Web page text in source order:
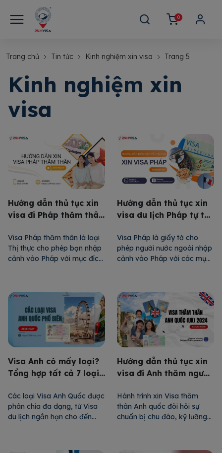
0
Trang chủ Tin tức Kinh nghiệm xin visa Trang 5
Kinh nghiệm xin
visa
Hướng dẫn thủ tục xin
visa đi Pháp thăm thân
Visa Pháp thăm thân là loại
Thị thực cho phép bạn nhập
cảnh vào Pháp với mục đích
Thị thực này có thời hạn lưu
trú tối đa 90 ngày và cho
phép đương đơn nhập cảnh
nhiều lần trong thời gian hiệu
Hướng dẫn thủ tục xin
visa du lịch Pháp tự túc
Visa Pháp là giấy tờ cho
phép người nước ngoài nhập
cảnh vào Pháp với các mục
Mỗi loại visa sẽ có thời hạn
và yêu cầu hồ sơ khác nhau.
Vậy làm thế nào để xin visa
Pháp một cách nhanh chóng
[…]
Visa Anh có mấy loại?
Tổng hợp tất cả 7 loại
Các loại Visa Anh Quốc được
phân chia đa dạng, từ Visa
du lịch ngắn hạn cho đến
quy định riêng biệt về đối
Hướng dẫn thủ tục xin
visa đi Anh thăm người
Hành trình xin Visa thăm
thân Anh quốc đòi hỏi sự
chuẩn bị chu đáo, kỹ lưỡng
khá khắt khe. Chính vì vậy,